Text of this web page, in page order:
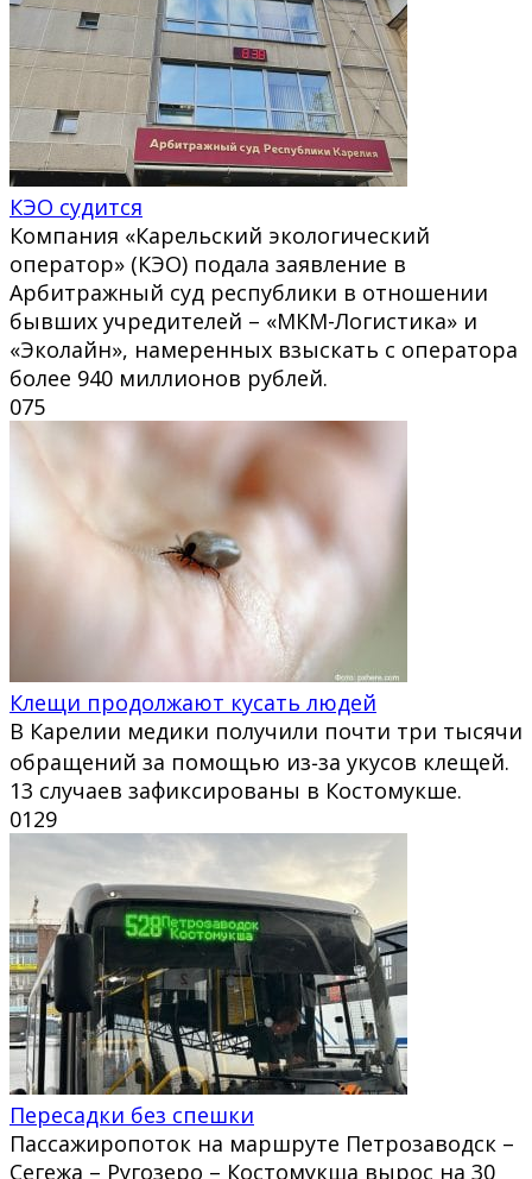
КЭО судится
Компания «Карельский экологический
оператор» (КЭО) подала заявление в
Арбитражный суд республики в отношении
бывших учредителей – «МКМ-Логистика» и
«Эколайн», намеренных взыскать с оператора
более 940 миллионов рублей.
075
Клещи продолжают кусать людей
В Карелии медики получили почти три тысячи
обращений за помощью из‑за укусов клещей.
13 случаев зафиксированы в Костомукше.
0129
Пересадки без спешки
Пассажиропоток на маршруте Петрозаводск –
Сегежа – Ругозеро – Костомукша вырос на 30